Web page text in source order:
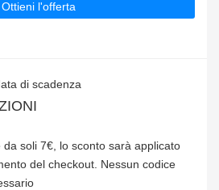
Ottieni l'offerta
di scadenza
soli 7€, lo sconto sarà applicato
del checkout. Nessun codice